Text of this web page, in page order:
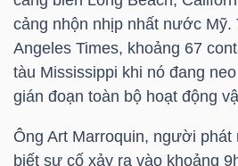
cảng nhộn nhịp nhất nước Mỹ.
Angeles Times, khoảng 67
tàu Mississippi khi nó đang
gián đoạn toàn bộ hoạt động
Ông Art Marroquin, người phát
biết sự cố xảy ra vào khoảng
ĐỘNG
SẢN
CHÍNH